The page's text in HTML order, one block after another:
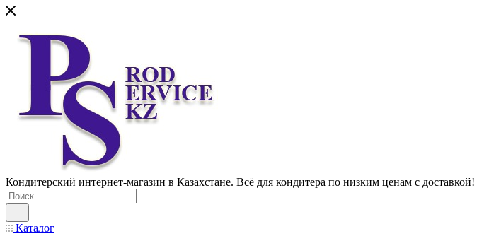
Кондитерский интернет-магазин в Казахстане. Всё для кондитера по низким ценам с доставкой!
Каталог